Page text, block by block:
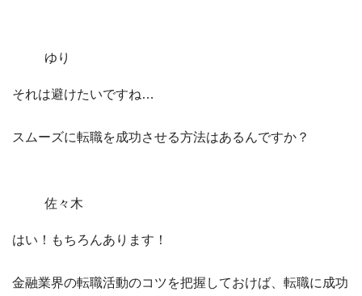
ゆり
それは避けたいですね…
スムーズに転職を成功させる方法はあるんですか？
佐々木
はい！もちろんあります！
金融業界の転職活動のコツを把握しておけば、転職に成功